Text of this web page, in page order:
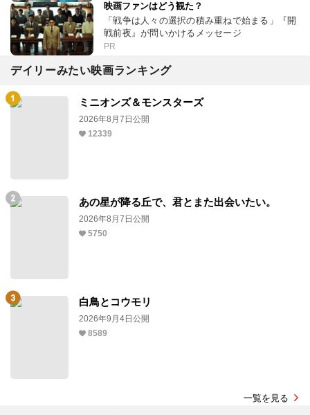
映画ファンはどう観た？
「戦争は人々の選択の積み重ねで始まる」『開
戦前夜』が問いかけるメッセージ
PR
デイリーみたい映画ランキング
ミニオンズ＆モンスターズ
2026年8月7日公開
12339
あの星が降る丘で、君とまた出会いたい。
2026年8月7日公開
5750
白鳥とコウモリ
2026年9月4日公開
8589
一覧を見る